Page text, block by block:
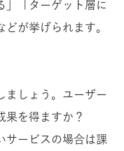
」「ターゲット層に
が挙げられます。
ましょう。ユーザー
果を得ますか？
サービスの場合は課